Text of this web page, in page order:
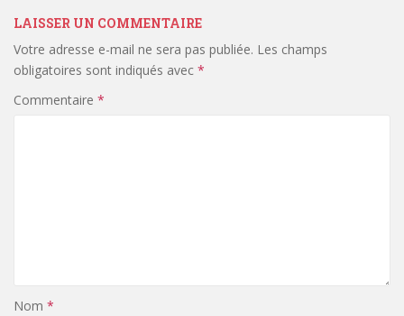
LAISSER UN COMMENTAIRE
Votre adresse e-mail ne sera pas publiée. Les champs
obligatoires sont indiqués avec *
Commentaire *
Nom *